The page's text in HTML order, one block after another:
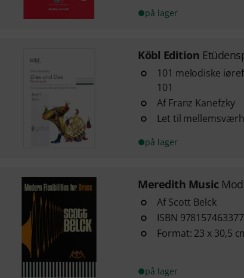
på lager
Köbl Edition
101 melodiske
101
Af Franz Kanefzky
Let til
på lager
Meredith Music
Af Scott Belck
ISBN
Format: 23 x 30,5
på lager